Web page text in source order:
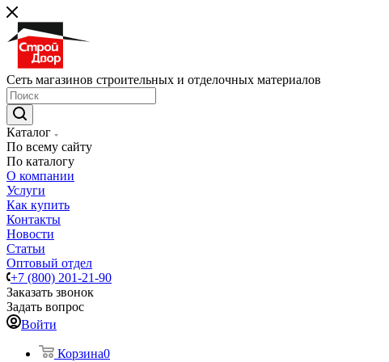
Сеть магазинов строительных и отделочных материалов
Каталог
По всему сайту
По каталогу
О компании
Услуги
Как купить
Контакты
Новости
Статьи
Оптовый отдел
+7 (800) 201-21-90
Заказать звонок
Задать вопрос
Войти
Корзина0